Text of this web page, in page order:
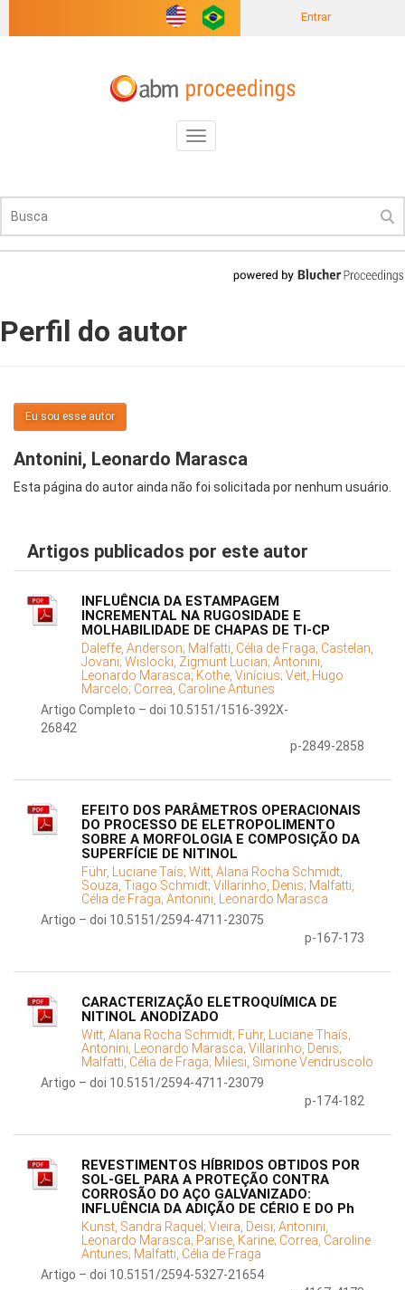
Entrar
Toggle
navigation
Perfil do autor
Eu sou esse autor
Antonini, Leonardo Marasca
Esta página do autor ainda não foi solicitada por nenhum usuário.
Artigos publicados por este autor
INFLUÊNCIA DA ESTAMPAGEM
INCREMENTAL NA RUGOSIDADE E
MOLHABILIDADE DE CHAPAS DE TI-CP
Daleffe, Anderson; Malfatti, Célia de Fraga; Castelan,
Jovani; Wislocki, Zigmunt Lucian; Antonini,
Leonardo Marasca; Kothe, Vinícius; Veit, Hugo
Marcelo; Correa, Caroline Antunes
Artigo Completo – doi 10.5151/1516-392X-
26842
p-2849-2858
EFEITO DOS PARÂMETROS OPERACIONAIS
DO PROCESSO DE ELETROPOLIMENTO
SOBRE A MORFOLOGIA E COMPOSIÇÃO DA
SUPERFÍCIE DE NITINOL
Führ, Luciane Taís; Witt, Alana Rocha Schmidt;
Souza, Tiago Schmidt; Villarinho, Denis; Malfatti,
Célia de Fraga; Antonini, Leonardo Marasca
Artigo – doi 10.5151/2594-4711-23075
p-167-173
CARACTERIZAÇÃO ELETROQUÍMICA DE
NITINOL ANODIZADO
Witt, Alana Rocha Schmidt; Führ, Luciane Thaís;
Antonini, Leonardo Marasca; Villarinho, Denis;
Malfatti, Célia de Fraga; Milesi, Simone Vendruscolo
Artigo – doi 10.5151/2594-4711-23079
p-174-182
REVESTIMENTOS HÍBRIDOS OBTIDOS POR
SOL-GEL PARA A PROTEÇÃO CONTRA
CORROSÃO DO AÇO GALVANIZADO:
INFLUÊNCIA DA ADIÇÃO DE CÉRIO E DO Ph
Kunst, Sandra Raquel; Vieira, Deisi; Antonini,
Leonardo Marasca; Parise, Karine; Correa, Caroline
Antunes; Malfatti, Célia de Fraga
Artigo – doi 10.5151/2594-5327-21654